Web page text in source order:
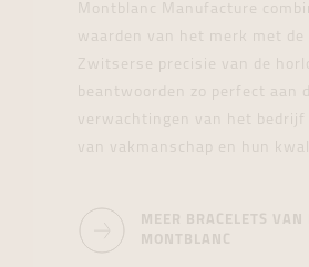
Montblanc Manufacture
waarden van het merk met de
Zwitserse precisie van de
beantwoorden zo perfect aan
verwachtingen van het bedrijf
van vakmanschap en hun
MEER BRACELETS VAN
MONTBLANC